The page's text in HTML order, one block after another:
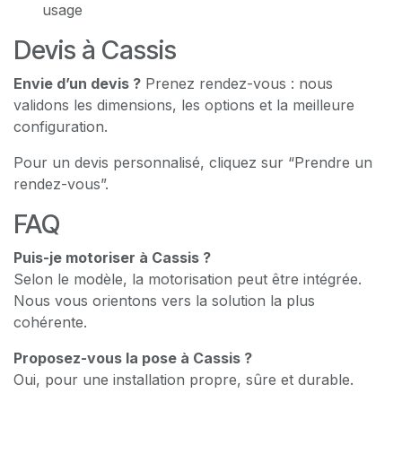
usage
Devis à Cassis
Envie d’un devis ? Prenez rendez-vous : nous
validons les dimensions, les options et la meilleure
configuration.
Pour un devis personnalisé, cliquez sur “Prendre un
rendez-vous”.
FAQ
Puis-je motoriser à Cassis ?
Selon le modèle, la motorisation peut être intégrée.
Nous vous orientons vers la solution la plus
cohérente.
Proposez-vous la pose à Cassis ?
Oui, pour une installation propre, sûre et durable.